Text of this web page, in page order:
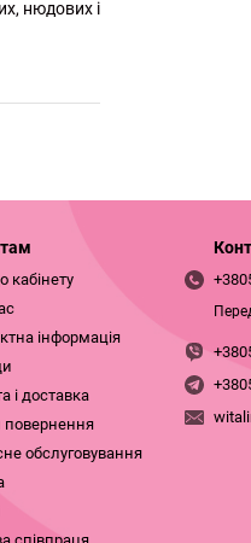
нюдових і
кабінету
інформація
і доставка
повернення
обслуговування